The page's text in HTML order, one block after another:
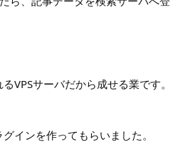
VPSサーバだから成せる業です。
インを作ってもらいました。